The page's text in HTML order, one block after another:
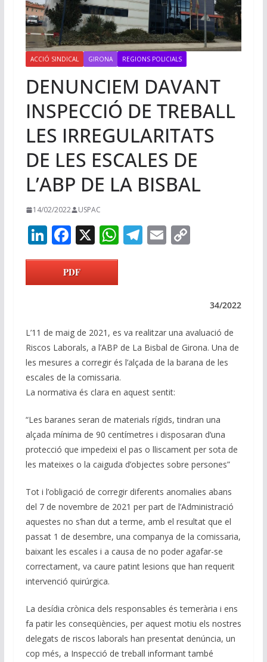
ACCIÓ SINDICAL GIRONA REGIONS POLICIALS
DENUNCIEM DAVANT
INSPECCIÓ DE TREBALL
LES IRREGULARITATS
DE LES ESCALES DE
L’ABP DE LA BISBAL
14/02/2022 USPAC
Li
n
k
e
n
F
ac
e
b
o
k
X W
p
p
T
m
E C
n
k
PDF
34/2022
L’11 de maig de 2021, es va realitzar una avaluació de
Riscos Laborals, a l’ABP de La Bisbal de Girona. Una de
les mesures a corregir és l’alçada de la barana de les
escales de la comissaria.
La normativa és clara en aquest sentit:
“Les baranes seran de materials rígids, tindran una
alçada mínima de 90 centímetres i disposaran d’una
protecció que impedeixi el pas o lliscament per sota de
les mateixes o la caiguda d’objectes sobre persones”
Tot i l’obligació de corregir diferents anomalies abans
del 7 de novembre de 2021 per part de l’Administració
aquestes no s’han dut a terme, amb el resultat que el
passat 1 de desembre, una companya de la comissaria,
baixant les escales i a causa de no poder agafar-se
correctament, va caure patint lesions que han requerit
intervenció quirúrgica.
La desídia crònica dels responsables és temerària i ens
fa patir les conseqüències, per aquest motiu els nostres
delegats de riscos laborals han presentat denúncia, un
cop més, a Inspecció de treball informant també